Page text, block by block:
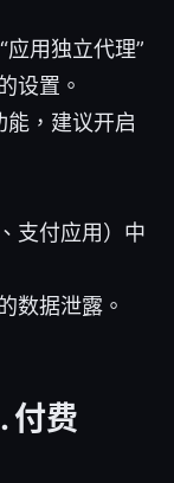
应用独立代理”
设置。
能，建议开启
支付应用）中
数据泄露。
付费